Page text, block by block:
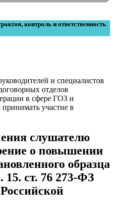
контроль и ответственность
и специалистов
отделов
в сфере ГОЗ и
участие в
слушателю
о повышении
образца
15. ст. 76 273-ФЗ